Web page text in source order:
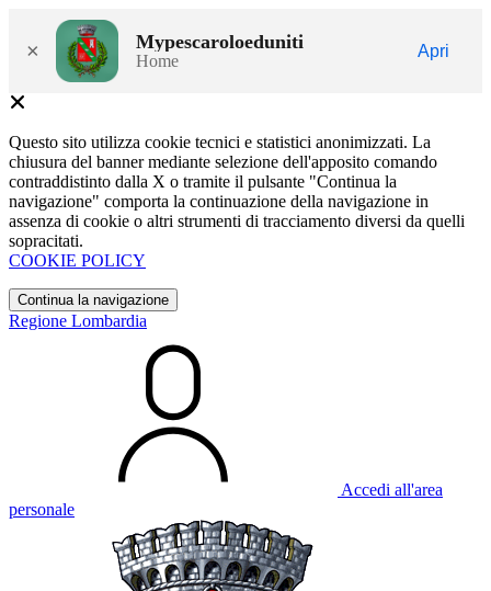
× Mypescaroloeduniti
Home
Apri
Questo sito utilizza cookie tecnici e statistici anonimizzati. La
chiusura del banner mediante selezione dell'apposito comando
contraddistinto dalla X o tramite il pulsante "Continua la
navigazione" comporta la continuazione della navigazione in
assenza di cookie o altri strumenti di tracciamento diversi da quelli
sopracitati.
COOKIE POLICY
Continua la navigazione
Regione Lombardia
Accedi all'area
personale